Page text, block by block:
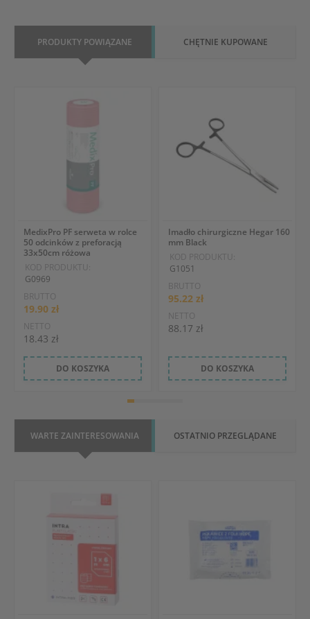
PRODUKTY POWIĄZANE CHĘTNIE KUPOWANE
MedixPro PF serweta w rolce
50 odcinków z preforacją
33x50cm różowa
KOD PRODUKTU:
G0969
BRUTTO
19.90 zł
NETTO
18.43 zł
DO KOSZYKA
Imadło chirurgiczne Hegar 160
mm Black
KOD PRODUKTU:
G1051
BRUTTO
95.22 zł
NETTO
88.17 zł
DO KOSZYKA
WARTE ZAINTERESOWANIA OSTATNIO PRZEGLĄDANE